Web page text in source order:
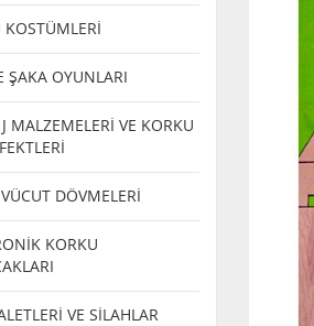
KOSTÜMLERİ
ŞAKA OYUNLARI
MALZEMELERİ VE KORKU
DÖVMELERİ
KORKU
VE SİLAHLAR